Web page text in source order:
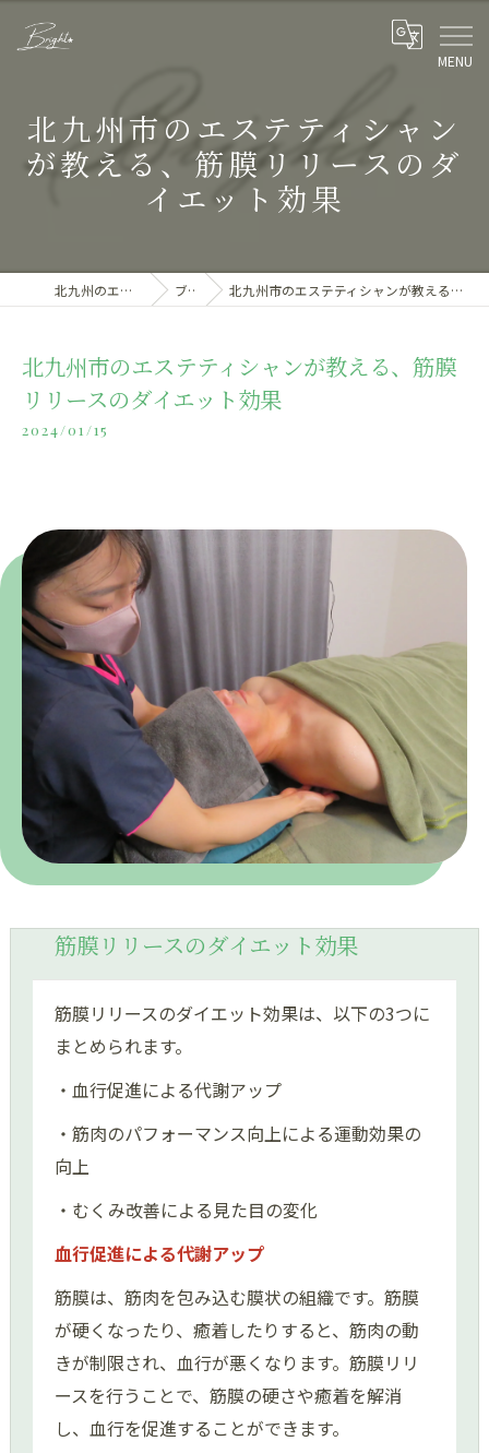
北九州市のエステティシャン
が教える、筋膜リリースのダ
イエット効果
北九州のエステならBright ブログ 北九州市のエステティシャンが教える、筋膜リリースのダイエット効果
北九州市のエステティシャンが教える、筋膜
リリースのダイエット効果
2024/01/15
筋膜リリースのダイエット効果
筋膜リリースのダイエット効果は、以下の3つに
まとめられます。
・血行促進による代謝アップ
・筋肉のパフォーマンス向上による運動効果の
向上
・むくみ改善による見た目の変化
血行促進による代謝アップ
筋膜は、筋肉を包み込む膜状の組織です。筋膜
が硬くなったり、癒着したりすると、筋肉の動
きが制限され、血行が悪くなります。筋膜リリ
ースを行うことで、筋膜の硬さや癒着を解消
し、血行を促進することができます。